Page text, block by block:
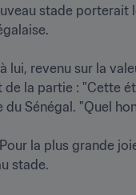
stade
revenu sur la
de la partie :
Sénégal. "Quel
la plus grande